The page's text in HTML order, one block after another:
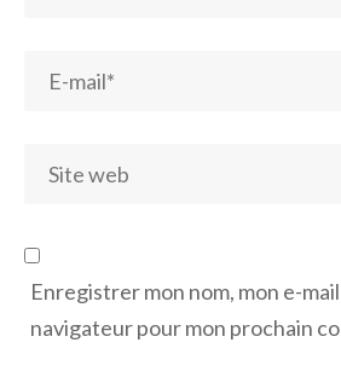
Enregistrer mon nom, mon e-
navigateur pour mon prochain